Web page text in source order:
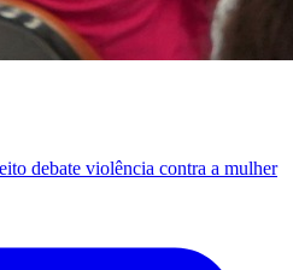
debate violência contra a mulher